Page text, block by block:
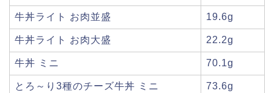
牛丼ライト お肉並盛 19.6g
牛丼ライト お肉大盛 22.2g
牛丼 ミニ 70.1g
とろ～り3種のチーズ牛丼 ミニ 73.6g